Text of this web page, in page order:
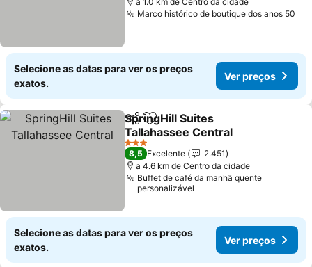
Marco histórico de boutique dos anos 50
Selecione as datas para ver os preços
exatos.
Ver preços
PartilharAdicionar aos favoritos
SpringHill Suites
Tallahassee Central
Ver preços
3 Estrelas
8,5 Excelente
2.451
a 4.6 km de Centro da cidade
Buffet de café da manhã quente
personalizável
Selecione as datas para ver os preços
exatos.
Ver preços